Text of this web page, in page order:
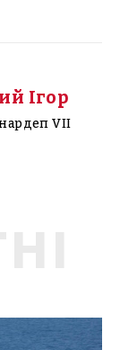
Ігор
VII